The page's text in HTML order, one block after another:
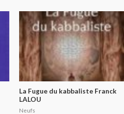
La Fugue du kabbaliste Franck
LALOU
Neufs